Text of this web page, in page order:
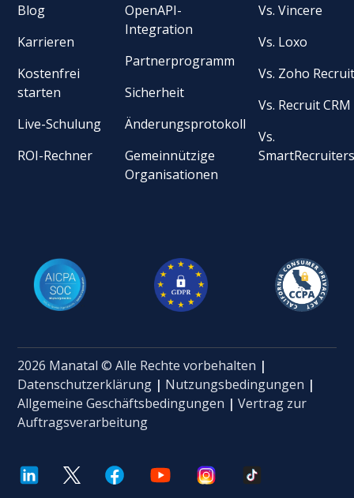
Blog
Karrieren
Kostenfrei
starten
Live-Schulung
ROI-Rechner
OpenAPI-
Integration
Partnerprogramm
Sicherheit
Änderungsprotokoll
Gemeinnützige
Organisationen
Vs. Vincere
Vs. Loxo
Vs. Zoho
Vs. Recruit CRM
Vs.
2026 Manatal © Alle Rechte vorbehalten |
Datenschutzerklärung | Nutzungsbedingungen |
Allgemeine Geschäftsbedingungen | Vertrag zur
Auftragsverarbeitung